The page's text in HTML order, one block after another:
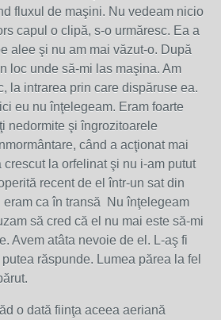
fluxul de maşini. Nu vedeam nicio
capul o clipă, s-o urmăresc. Ea a
alee şi nu am mai văzut-o. După
loc unde să-mi las maşina. Am
la intrarea prin care dispăruse ea.
eu nu înţelegeam. Eram foarte
nedormite şi îngrozitoarele
când a acţionat mai
crescut la orfelinat şi nu i-am putut
recent de el într-un sat din
ca în transă Nu înţelegeam
să cred că el nu mai este să-mi
Avem atâta nevoie de el. L-aş fi
răspunde. Lumea părea la fel
dată fiinţa aceea aeriană